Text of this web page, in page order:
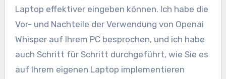
Laptop effektiver eingeben können. Ich habe die
Vor- und Nachteile der Verwendung von Openai
Whisper auf Ihrem PC besprochen, und ich habe
auch Schritt für Schritt durchgeführt, wie Sie es
auf Ihrem eigenen Laptop implementieren